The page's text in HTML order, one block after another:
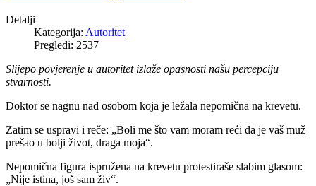
Detalji
Kategorija: Autoritet
Pregledi: 2537
Slijepo povjerenje u autoritet izlaže opasnosti našu percepciju
stvarnosti.
Doktor se nagnu nad osobom koja je ležala nepomična na krevetu.
Zatim se uspravi i reče: „Boli me što vam moram reći da je vaš muž
prešao u bolji život, draga moja“.
Nepomična figura ispružena na krevetu protestiraše slabim glasom:
„Nije istina, još sam živ“.